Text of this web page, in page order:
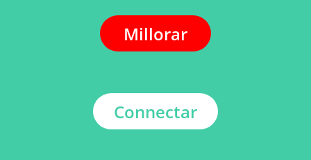
Millorar
Connectar